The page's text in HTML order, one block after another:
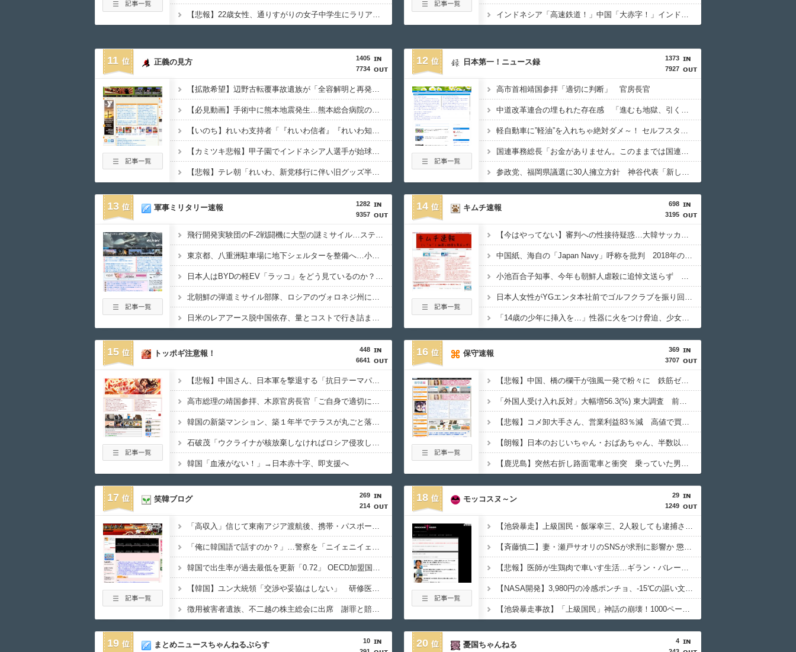
【悲報】22歳女性、通りすがりの女子中学生にラリアットして逮捕されるｗｗｗｗｗｗｗｗｗｗｗｗｗ インドネシア「高速鉄道！」中国「大赤字！」インドネシア「運営会社の株式購入！（負債対策」中国「はい（巨額負債」インドネシア「700km延伸計画！（実質中止」→
11
1405
7734
正義の見方
【拡散希望】辺野古転覆事故遺族が「全容解明と再発防止を求める会」設立 継続的に活動するためと説明、クラファン立ち上げも準備
【必見動画】手術中に熊本地震発生…熊本総合病院の例のカメラ映像、ノーカットver.が公開される
【いのち】れいわ支持者「『れいわ信者』『れいわ知能』は差別的。放送禁止用語にすべき。オールドメディアは配慮を」→かわりにピッタリの名称が爆誕してしまうw
【カミツキ悲報】甲子園でインドネシア人選手が始球式→日本保守党・百田尚樹代表「甲子園を政治利用するな！」
【悲報】テレ朝「れいわ、新党移行に伴い旧グッズ半額セール開催。でも『秘書給与疑惑』あるよね＾＾」
12
1373
7927
日本第一！ニュース録
高市首相靖国参拝「適切に判断」 官房長官
中道改革連合の埋もれた存在感 「進むも地獄、引くも地獄」3党合流で浮上できるのか⋯有楽町駅前に数百人の支持者ら
軽自動車に”軽油”を入れちゃ絶対ダメ～！ セルフスタンドで後を絶たない「誤給油トラブル」！
国連事務総長「お金がありません。このままでは国連が完全崩壊します。助けて下さい」
参政党、福岡県議選に30人擁立方針 神谷代表「新しい選択肢を」
13
1282
9357
軍事ミリタリー速報
飛行開発実験団のF-2戦闘機に大型の謎ミサイル…ステルス性と射程1000kmを誇る「最新鋭の空母キラー」か？！
東京都、八重洲駐車場に地下シェルターを整備へ…小池知事「弾道ミサイル攻撃から都民の命と財産守る」！
日本人はBYDの軽EV「ラッコ」をどう見ているのか？…中国メディア！
北朝鮮の弾道ミサイル部隊、ロシアのヴォロネジ州に展開か…北朝鮮は本質的にウクライナと戦争状態に！
日米のレアアース脱中国依存、量とコストで行き詰まり…台湾メディア！
14
698
3195
キムチ速報
【今はやってない】審判への性接待疑惑…大韓サッカー協会が声明「現在は一切発生していない」
中国紙、海自の「Japan Navy」呼称を批判 2018年の日韓レーダー照射時にも使用
小池百合子知事、今年も朝鮮人虐殺に追悼文送らず 関東大震災「毎年同じ、全ての方を慰霊」
日本人女性がYGエンタ本社前でゴルフクラブを振り回し逮捕…韓国
「14歳の少年に挿入を…」性器に火をつけ脅迫、少女達はモップで…657人が死亡した韓国“最悪の人権侵害”のおぞましすぎる実態
15
448
6641
トッポギ注意報！
【悲報】中国さん、日本軍を撃退する「抗日テーマパーク」を各地で大量建設
高市総理の靖国参拝、木原官房長官「ご自身で適切に判断」
韓国の新築マンション、築１年半でテラスが丸ごと落下ｗｗｗｗｗ
石破茂「ウクライナが核放棄しなければロシア侵攻しなかった」
韓国「血液がない！」→日本赤十字、即支援へ
16
369
3707
保守速報
【悲報】中国、橋の欄干が強風一発で粉々に 鉄筋ゼロ 当局「接着剤でくっつけただけ」「正常で、品質問題はない」
「外国人受け入れ反対」大幅増56.3(%) 東大調査 前回から20ポイント以上の爆増
【悲報】コメ卸大手さん、営業利益83％減 高値で買い込んだ米が売れず「損切り祭り」開幕へ
【朗報】日本のおじいちゃん・おばあちゃん、半数以上がSNSを使いこなしていたｗｗｗｗｗ
【鹿児島】突然右折し路面電車と衝突 乗っていた男女3人は車を放置しダッシュで逃走中
17
269
214
笑韓ブログ
「高収入」信じて東南アジア渡航後、携帯・パスポート奪われ監禁…韓国人の被害急増
「俺に韓国語で話すのか？」…警察を「ニイェニイェニイェ」とからかう韓国滞在外国人の投稿動画が物議
韓国で出生率が過去最低を更新「0.72」 OECD加盟国で唯一 1を下回る
【韓国】ユン大統領「交渉や妥協はしない」 研修医集団ボイコット受け
徴用被害者遺族、不二越の株主総会に出席 謝罪と賠償求める
18
29
1249
モッコスヌ～ン
【池袋暴走】上級国民・飯塚幸三、2人殺しても逮捕されなかった理由
【斉藤慎二】妻・瀬戸サオリのSNSが求刑に影響か 懲役7年求刑の裏側
【悲報】医師が生鶏肉で車いす生活…ギラン・バレー症候群の恐怖
【NASA開発】3,980円の冷感ポンチョ、-15℃の謳い文句にネット騒然
【池袋暴走事故】「上級国民」神話の崩壊！1000ページの法解釈が明かす不逮捕の真実
19
10
まとめニュースちゃんねるぷらす 20
4
憂国ちゃんねる